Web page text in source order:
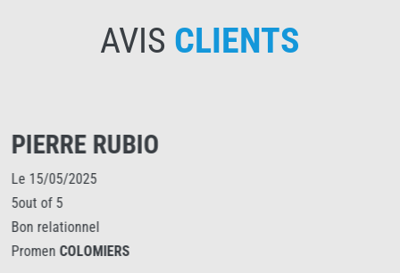
AVIS CLIENTS
PIERRE RUBIO
Le 15/05/2025
5out of 5
Bon relationnel
Promen COLOMIERS